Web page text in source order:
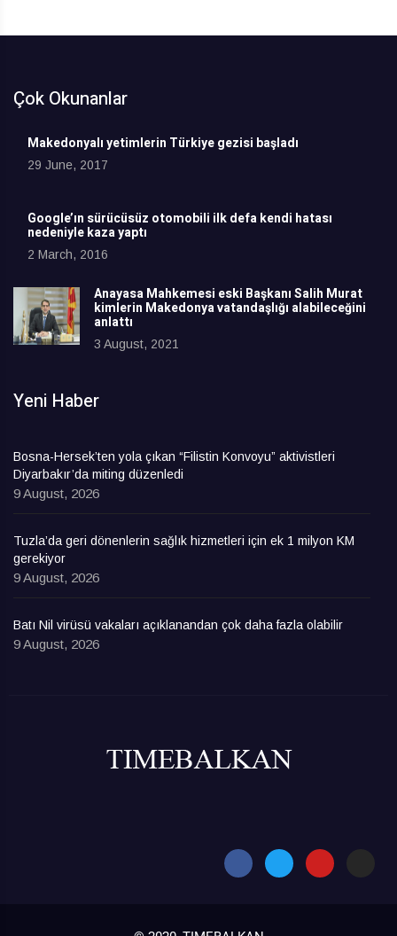
Çok Okunanlar
Makedonyalı yetimlerin Türkiye gezisi başladı
29 June, 2017
Google’ın sürücüsüz otomobili ilk defa kendi hatası
nedeniyle kaza yaptı
2 March, 2016
Anayasa Mahkemesi eski Başkanı Salih Murat
kimlerin Makedonya vatandaşlığı alabileceğini
anlattı
3 August, 2021
Yeni Haber
Bosna-Hersek’ten yola çıkan “Filistin Konvoyu” aktivistleri
Diyarbakır’da miting düzenledi
9 August, 2026
Tuzla’da geri dönenlerin sağlık hizmetleri için ek 1 milyon KM
gerekiyor
9 August, 2026
Batı Nil virüsü vakaları açıklanandan çok daha fazla olabilir
9 August, 2026